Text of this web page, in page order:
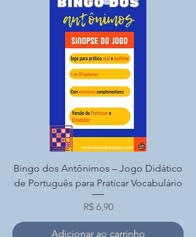
Bingo dos Antônimos – Jogo Didático
de Português para Praticar Vocabulário
Preço
R$ 6,90
Adicionar ao carrinho